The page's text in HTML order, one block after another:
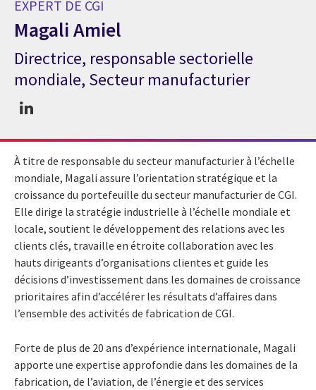
EXPERT DE CGI
Magali Amiel
Expert de CGI Magali Amiel
Directrice, responsable sectorielle
mondiale, Secteur manufacturier
À titre de responsable du secteur manufacturier à l’échelle
mondiale, Magali assure l’orientation stratégique et la
croissance du portefeuille du secteur manufacturier de CGI.
Elle dirige la stratégie industrielle à l’échelle mondiale et
locale, soutient le développement des relations avec les
clients clés, travaille en étroite collaboration avec les
hauts dirigeants d’organisations clientes et guide les
décisions d’investissement dans les domaines de croissance
prioritaires afin d’accélérer les résultats d’affaires dans
l’ensemble des activités de fabrication de CGI.
Forte de plus de 20 ans d’expérience internationale, Magali
apporte une expertise approfondie dans les domaines de la
fabrication, de l’aviation, de l’énergie et des services